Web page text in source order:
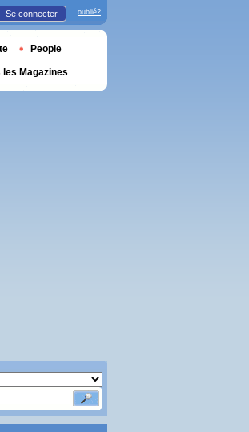
Se connecter oublié?
People
les Magazines